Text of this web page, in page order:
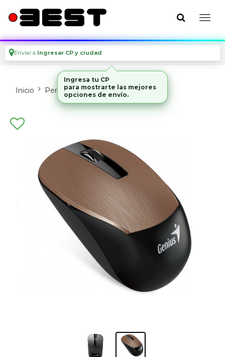
Enviar a Ingresar CP y ciudad
Inicio Perifericos Mouses Y Pads
Ingresa tu CP
para mostrarte las mejores
opciones de envío.